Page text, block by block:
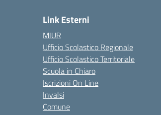
Link Esterni
MIUR
Ufficio Scolastico Regionale
Ufficio Scolastico Territoriale
Scuola in Chiaro
Iscrizioni On Line
Invalsi
Comune